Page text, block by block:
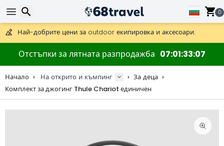
0
Получете безплатна доставка при поръчки над 59 €.
Предлага се и DHL Express за една нощ.
30 дни за връщане, 90 дни за дървени карти и декорации.
Най-добрите цени за outdoor екипировка и аксесоари.
Отстъпки за лятната разпродажба 07013306
Начало На открито и къмпинг
За деца
Комплект за джогинг Thule Chariot единичен
Търсене
Търсене